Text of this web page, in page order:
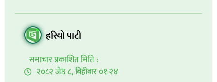
हरियो पाटी
समाचार प्रकाशित मिति :
२०८२ जेष्ठ ८, बिहीबार ०१:२४